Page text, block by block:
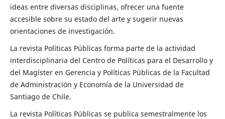
ideas entre diversas disciplinas, ofrecer una fuente
accesible sobre su estado del arte y sugerir nuevas
orientaciones de investigación.
La revista Políticas Públicas forma parte de la actividad
interdisciplinaria del Centro de Políticas para el Desarrollo y
del Magíster en Gerencia y Políticas Públicas de la Facultad
de Administración y Economía de la Universidad de
Santiago de Chile.
La revista Políticas Públicas se publica semestralmente los